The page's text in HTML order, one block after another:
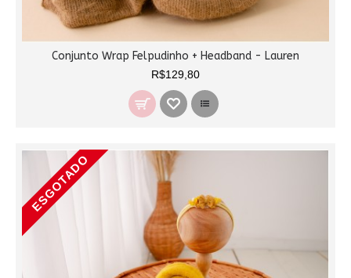
Conjunto Wrap Felpudinho + Headband - Lauren
R$129,80
ESGOTADO